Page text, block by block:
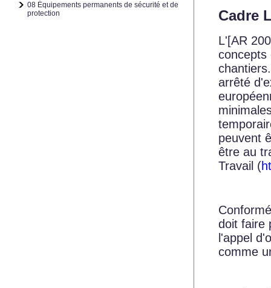
08 Équipements permanents de sécurité et de
protection
Cadre
L'[AR
concepts
arrêté
peuvent
être au
Travail (
doit faire
l'appel
comme